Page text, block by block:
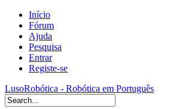
Início
Fórum
Ajuda
Pesquisa
Entrar
Registe-se
LusoRobótica - Robótica em Português